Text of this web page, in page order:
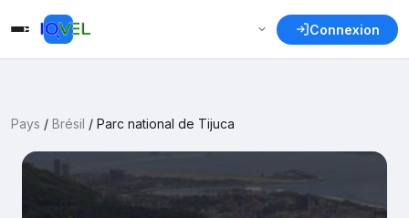
Connexion
Pays / Brésil / Parc national de Tijuca